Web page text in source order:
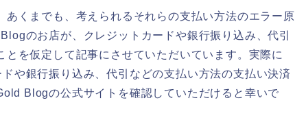
あくまでも、考えられるそれらの支払い方法のエラー原
のお店が、クレジットカードや銀行振り込み、代引
とを仮定して記事にさせていただいています。実際に
や銀行振り込み、代引などの支払い方法の支払い決済
Blogの公式サイトを確認していただけると幸いで